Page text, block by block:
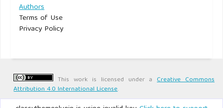
Authors
Terms of Use
Privacy Policy
This work is licensed under aCreative Commons
Attribution 4.0 International License.